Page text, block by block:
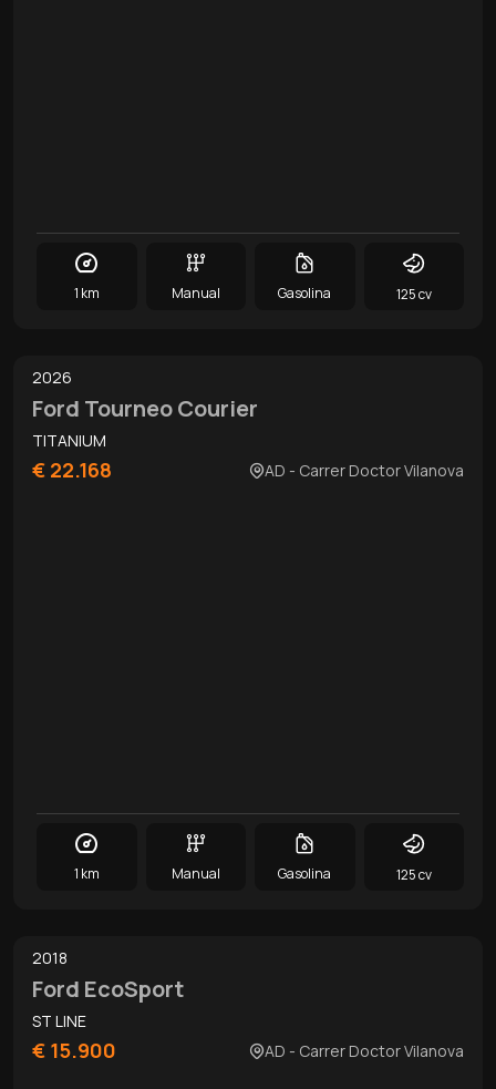
1 km Manual Gasolina 125 cv
2026
Ford Tourneo Courier
TITANIUM
€ 22.168 AD - Carrer Doctor Vilanova
1 km Manual Gasolina 125 cv
2018
Ford EcoSport
ST LINE
€ 15.900 AD - Carrer Doctor Vilanova